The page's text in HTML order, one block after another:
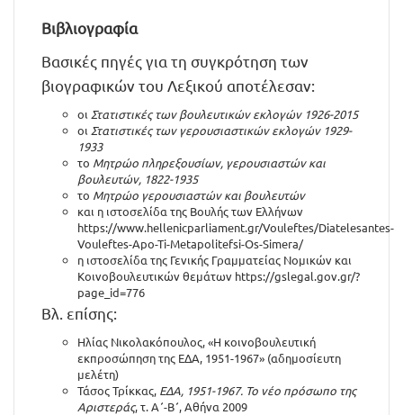
Βιβλιογραφία
Βασικές πηγές για τη συγκρότηση των
βιογραφικών του Λεξικού αποτέλεσαν:
οι Στατιστικές των βουλευτικών εκλογών 1926-2015
οι Στατιστικές των γερουσιαστικών εκλογών 1929-
1933
το Μητρώο πληρεξουσίων, γερουσιαστών και
βουλευτών, 1822-1935
το Μητρώο γερουσιαστών και βουλευτών
και η ιστοσελίδα της Βουλής των Ελλήνων
https://www.hellenicparliament.gr/Vouleftes/Diatelesantes-
Vouleftes-Apo-Ti-Metapolitefsi-Os-Simera/
η ιστοσελίδα της Γενικής Γραμματείας Νομικών και
Κοινοβουλευτικών θεμάτων https://gslegal.gov.gr/?
page_id=776
Βλ. επίσης:
Ηλίας Νικολακόπουλος, «Η κοινοβουλευτική
εκπροσώπηση της ΕΔΑ, 1951-1967» (αδημοσίευτη
μελέτη)
Τάσος Τρίκκας, ΕΔΑ, 1951-1967. Το νέο πρόσωπο της
Αριστεράς, τ. Α΄-Β΄, Αθήνα 2009